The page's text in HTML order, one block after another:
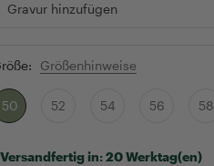
Gravur hinzufügen
Größenhinweise
50 52 54 56 58
Versandfertig in:20 Werktag(en)